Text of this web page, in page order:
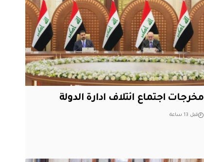
مخرجات اجتماع ائتلاف ادارة الدولة
قبل 13 ساعة